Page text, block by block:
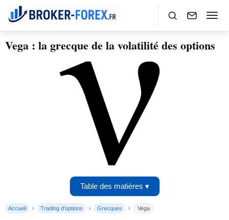
Vega : la grecque de la volatilité des options
Table des matières ▾
Accueil Trading d'options Grecques Vega